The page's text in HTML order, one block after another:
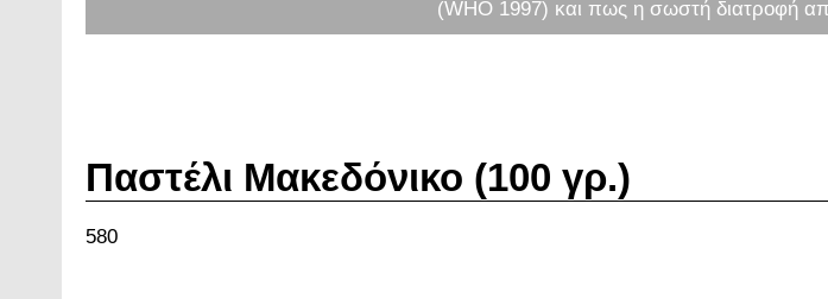
(WHO 1997) και πως η σωστή διατροφή
Παστέλι Μακεδόνικο (100 γρ.)
580